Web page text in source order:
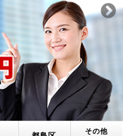
その他